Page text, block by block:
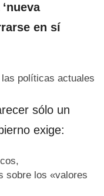
en sí
las políticas actuales
sólo un
exige:
sobre los «valores